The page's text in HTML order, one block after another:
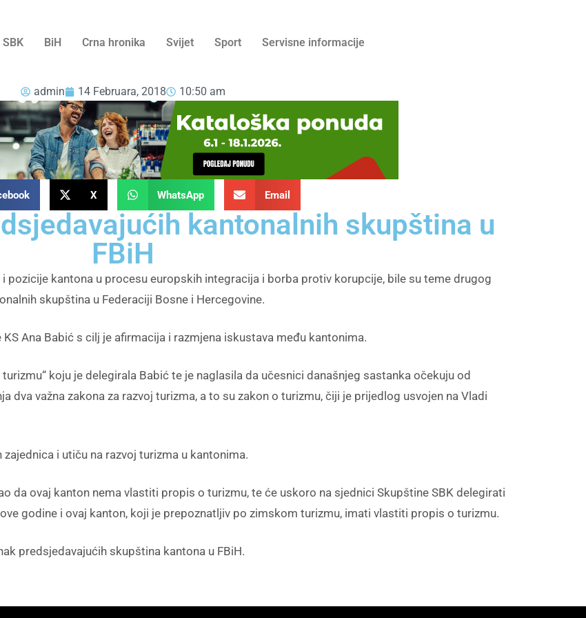
SBK BiH Crna hronika Svijet Sport Servisne informacije
admin 14 Februara, 2018 10:50 am
X WhatsApp Email
kantonalnih skupština u
FBiH
pozicije kantona u procesu europskih integracija i borba protiv korupcije, bile su teme drugog
skupština u Federaciji Bosne i Hercegovine.
Ana Babić s cilj je afirmacija i razmjena iskustava među kantonima.
koju je delegirala Babić te je naglasila da učesnici današnjeg sastanka očekuju od
dva važna zakona za razvoj turizma, a to su zakon o turizmu, čiji je prijedlog usvojen na Vladi
i utiču na razvoj turizma u kantonima.
da ovaj kanton nema vlastiti propis o turizmu, te će uskoro na sjednici Skupštine SBK delegirati
godine i ovaj kanton, koji je prepoznatljiv po zimskom turizmu, imati vlastiti propis o turizmu.
predsjedavajućih skupština kantona u FBiH.